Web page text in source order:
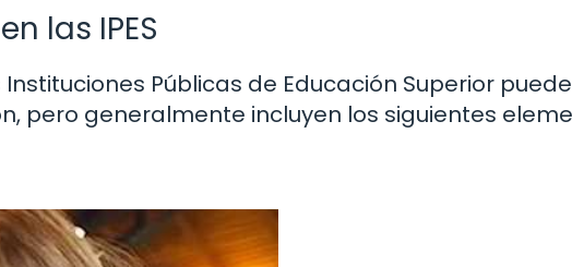
las IPES
Públicas de Educación Superior
pero generalmente incluyen los siguientes